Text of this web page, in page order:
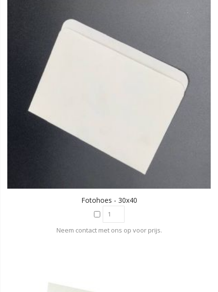
Fotohoes - 30x40
Neem contact met ons op voor prijs.